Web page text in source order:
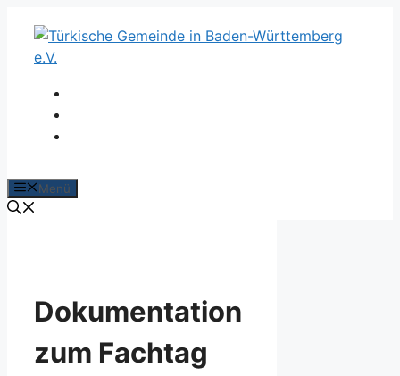
Inhalt
springen
Menü
Dokumentation
zum Fachtag